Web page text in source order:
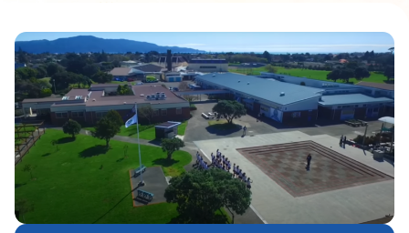
ニュージーランド留学センター